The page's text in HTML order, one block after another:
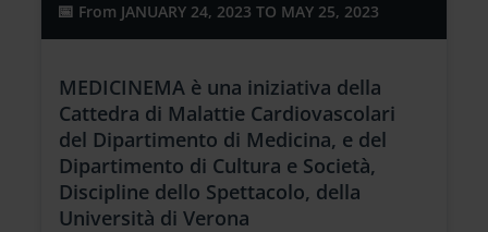
From JANUARY 24, 2023 TO MAY 25, 2023
MEDICINEMA è una iniziativa della
Cattedra di Malattie Cardiovascolari
del Dipartimento di Medicina, e del
Dipartimento di Cultura e Società,
Discipline dello Spettacolo, della
Università di Verona